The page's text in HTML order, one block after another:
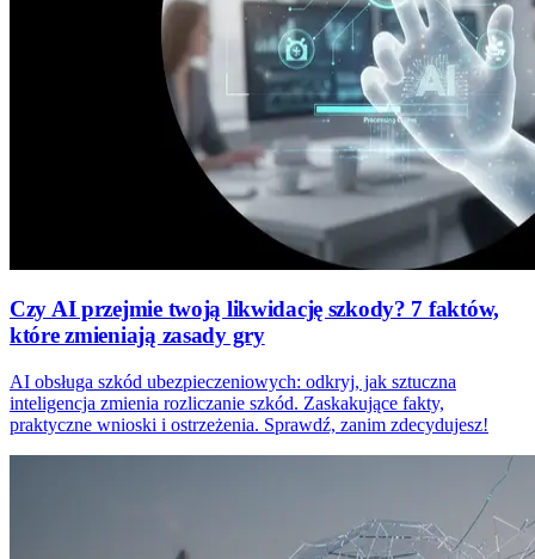
Czy AI przejmie twoją likwidację szkody? 7 faktów,
które zmieniają zasady gry
AI obsługa szkód ubezpieczeniowych: odkryj, jak sztuczna
inteligencja zmienia rozliczanie szkód. Zaskakujące fakty,
praktyczne wnioski i ostrzeżenia. Sprawdź, zanim zdecydujesz!